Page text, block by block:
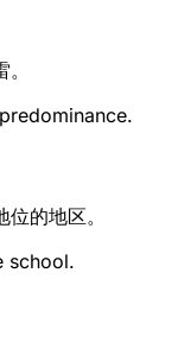
的地区。
school.